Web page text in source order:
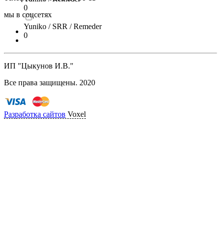
0
Yuniko / SRR / Remeder
0
мы в соцсетях
ИП "Цыкунов И.В."
Все права защищены. 2020
Разработка сайтов Voxel